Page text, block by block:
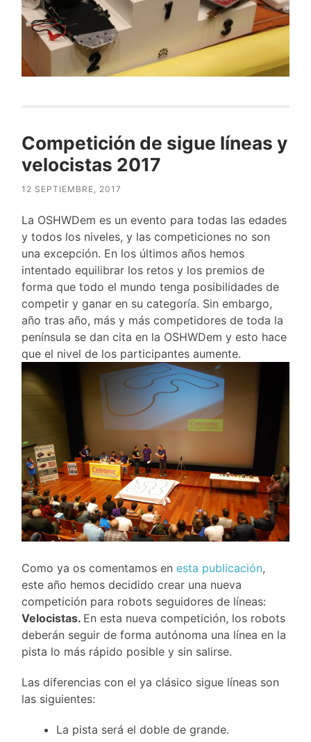
Competición de sigue líneas y
velocistas 2017
12 SEPTIEMBRE, 2017
La OSHWDem es un evento para todas las edades
y todos los niveles, y las competiciones no son
una excepción. En los últimos años hemos
intentado equilibrar los retos y los premios de
forma que todo el mundo tenga posibilidades de
competir y ganar en su categoría. Sin embargo,
año tras año, más y más competidores de toda la
península se dan cita en la OSHWDem y esto hace
que el nivel de los participantes aumente.
Como ya os comentamos enesta publicación,
este año hemos decidido crear una nueva
competición para robots seguidores de líneas:
Velocistas. En esta nueva competición, los robots
deberán seguir de forma autónoma una línea en la
pista lo más rápido posible y sin salirse.
Las diferencias con el ya clásico sigue líneas son
las siguientes:
La pista será el doble de grande.